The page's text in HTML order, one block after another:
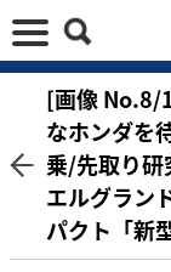
[画像 No.8/
なホンダを
乗/先取り研
エルグラン
パクト「新